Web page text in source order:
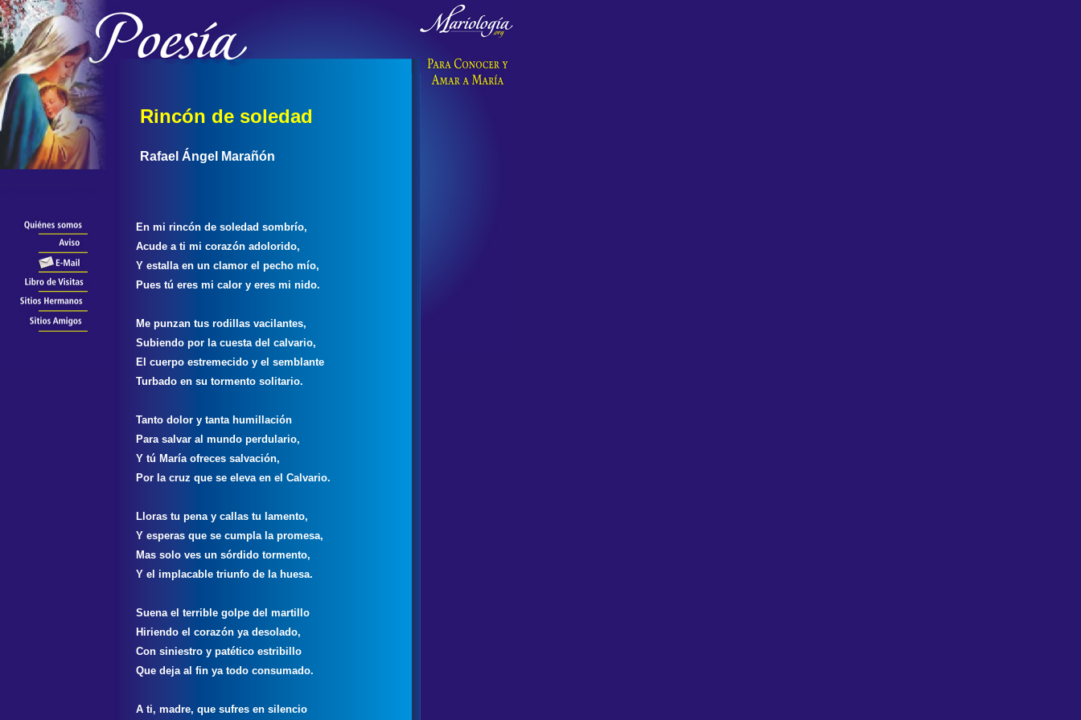
Rincón de soledad
Rafael Ángel Marañón
En mi rincón de soledad sombrío,
Acude a ti mi corazón adolorido,
Y estalla en un clamor el pecho mío,
Pues tú eres mi calor y eres mi nido.
Me punzan tus rodillas vacilantes,
Subiendo por la cuesta del calvario,
El cuerpo estremecido y el semblante
Turbado en su tormento solitario.
Tanto dolor y tanta humillación
Para salvar al mundo perdulario,
Y tú María ofreces salvación,
Por la cruz que se eleva en el Calvario.
Lloras tu pena y callas tu lamento,
Y esperas que se cumpla la promesa,
Mas solo ves un sórdido tormento,
Y el implacable triunfo de la huesa.
Suena el terrible golpe del martillo
Hiriendo el corazón ya desolado,
Con siniestro y patético estribillo
Que deja al fin ya todo consumado.
A ti, madre, que sufres en silencio